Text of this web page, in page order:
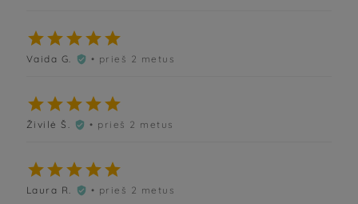

Vaida G.  • prieš 2 metus

Živilė Š.  • prieš 2 metus

Laura R.  • prieš 2 metus